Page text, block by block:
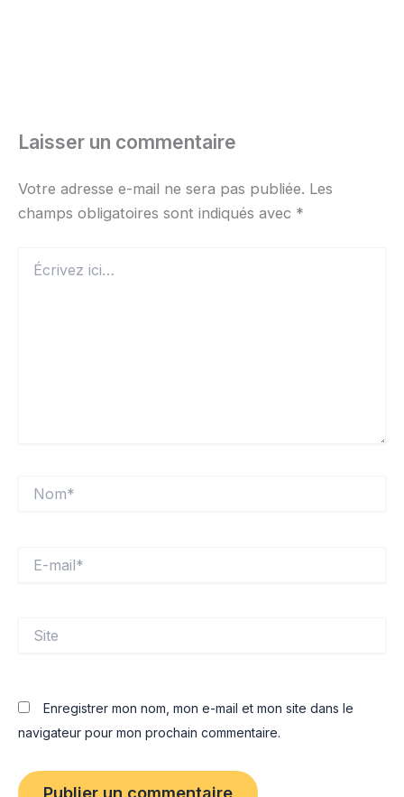
Laisser un commentaire
Votre adresse e-mail ne sera pas publiée. Les
champs obligatoires sont indiqués avec *
ici…
mail*
Enregistrer mon nom, mon e-mail et mon site dans le
navigateur pour mon prochain commentaire.